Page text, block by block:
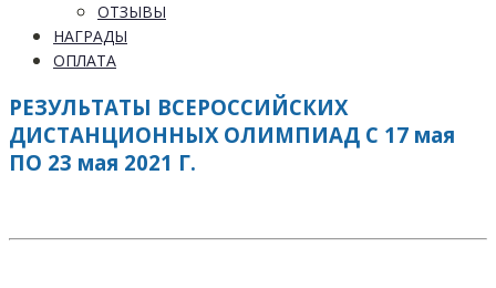
ОТЗЫВЫ
НАГРАДЫ
ОПЛАТА
РЕЗУЛЬТАТЫ ВСЕРОССИЙСКИХ
ДИСТАНЦИОННЫХ ОЛИМПИАД С 17 мая
ПО 23 мая 2021 Г.